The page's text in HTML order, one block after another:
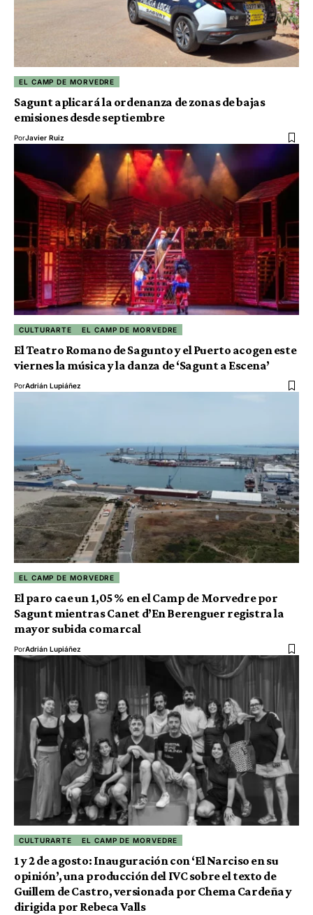
EL CAMP DE MORVEDRE
Sagunt aplicará la ordenanza de zonas de bajas
emisiones desde septiembre
PorJavier Ruiz
CULTURARTE EL CAMP DE MORVEDRE
El Teatro Romano de Sagunto y el Puerto acogen este
viernes la música y la danza de ‘Sagunt a Escena’
PorAdrián Lupiáñez
EL CAMP DE MORVEDRE
El paro cae un 1,05 % en el Camp de Morvedre por
Sagunt mientras Canet d’En Berenguer registra la
mayor subida comarcal
PorAdrián Lupiáñez
CULTURARTE EL CAMP DE MORVEDRE
1 y 2 de agosto: Inauguración con ‘El Narciso en su
opinión’, una producción del IVC sobre el texto de
Guillem de Castro, versionada por Chema Cardeña y
dirigida por Rebeca Valls